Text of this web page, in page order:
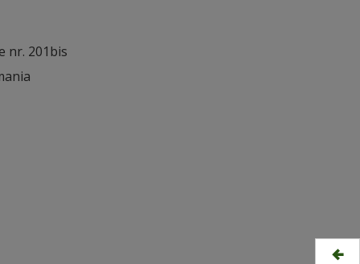
nr. 201bis